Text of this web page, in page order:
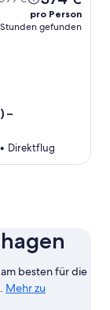
pro Person
Stunden gefunden
–
• Direktflug
besten für die
Mehr zu